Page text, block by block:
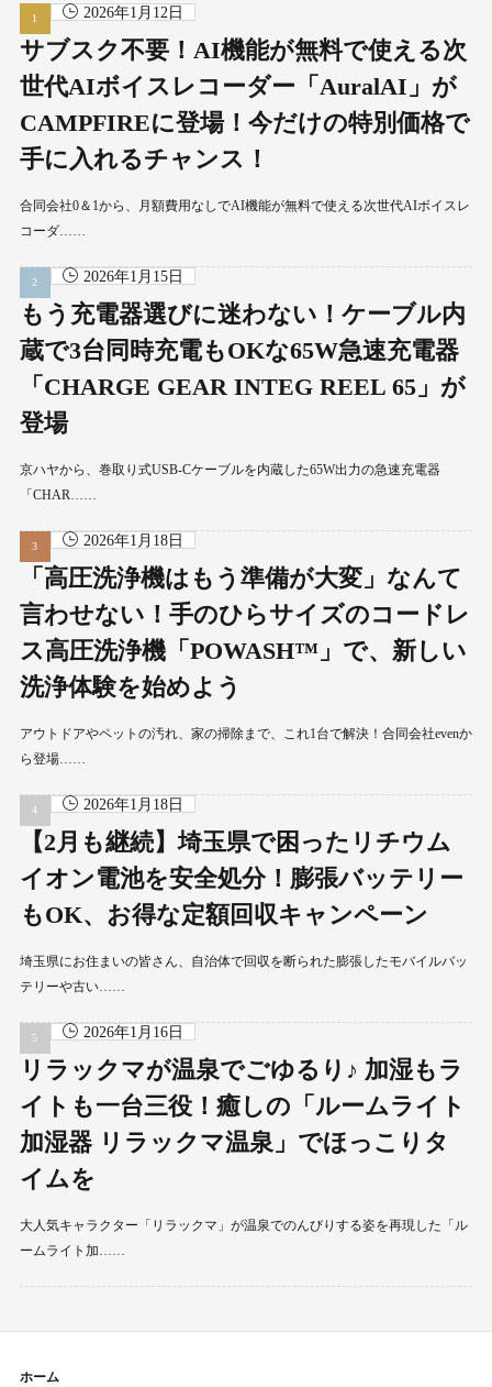
2026年1月12日
サブスク不要！AI機能が無料で使える次
世代AIボイスレコーダー「AuralAI」が
CAMPFIREに登場！今だけの特別価格で
手に入れるチャンス！
合同会社0＆1から、月額費用なしでAI機能が無料で使える次世代AIボイスレ
コーダ……
2026年1月15日
もう充電器選びに迷わない！ケーブル内
蔵で3台同時充電もOKな65W急速充電器
「CHARGE GEAR INTEG REEL 65」が
登場
京ハヤから、巻取り式USB-Cケーブルを内蔵した65W出力の急速充電器
「CHAR……
2026年1月18日
「高圧洗浄機はもう準備が大変」なんて
言わせない！手のひらサイズのコードレ
ス高圧洗浄機「POWASH™」で、新しい
洗浄体験を始めよう
アウトドアやペットの汚れ、家の掃除まで、これ1台で解決！合同会社evenか
ら登場……
2026年1月18日
【2月も継続】埼玉県で困ったリチウム
イオン電池を安全処分！膨張バッテリー
もOK、お得な定額回収キャンペーン
埼玉県にお住まいの皆さん、自治体で回収を断られた膨張したモバイルバッ
テリーや古い……
2026年1月16日
リラックマが温泉でごゆるり♪ 加湿もラ
イトも一台三役！癒しの「ルームライト
加湿器 リラックマ温泉」でほっこりタ
イムを
大人気キャラクター「リラックマ」が温泉でのんびりする姿を再現した「ル
ームライト加……
ホーム